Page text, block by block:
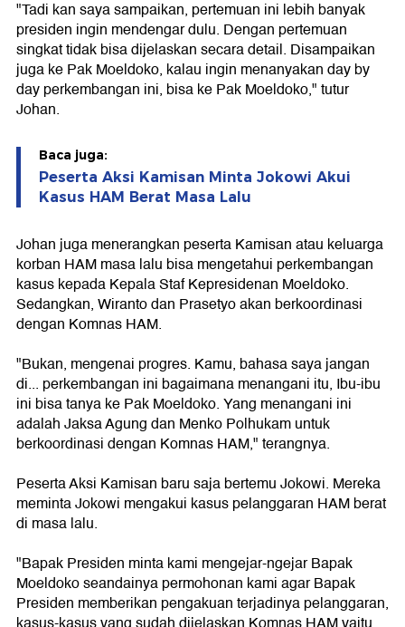
"Tadi kan saya sampaikan, pertemuan ini lebih banyak
presiden ingin mendengar dulu. Dengan pertemuan
singkat tidak bisa dijelaskan secara detail. Disampaikan
juga ke Pak Moeldoko, kalau ingin menanyakan day by
day perkembangan ini, bisa ke Pak Moeldoko," tutur
Johan.
Baca juga:
Peserta Aksi Kamisan Minta Jokowi Akui
Kasus HAM Berat Masa Lalu
Johan juga menerangkan peserta Kamisan atau keluarga
korban HAM masa lalu bisa mengetahui perkembangan
kasus kepada Kepala Staf Kepresidenan Moeldoko.
Sedangkan, Wiranto dan Prasetyo akan berkoordinasi
dengan Komnas HAM.
"Bukan, mengenai progres. Kamu, bahasa saya jangan
di... perkembangan ini bagaimana menangani itu, Ibu-ibu
ini bisa tanya ke Pak Moeldoko. Yang menangani ini
adalah Jaksa Agung dan Menko Polhukam untuk
berkoordinasi dengan Komnas HAM," terangnya.
Peserta Aksi Kamisan baru saja bertemu Jokowi. Mereka
meminta Jokowi mengakui kasus pelanggaran HAM berat
di masa lalu.
"Bapak Presiden minta kami mengejar-ngejar Bapak
Moeldoko seandainya permohonan kami agar Bapak
Presiden memberikan pengakuan terjadinya pelanggaran,